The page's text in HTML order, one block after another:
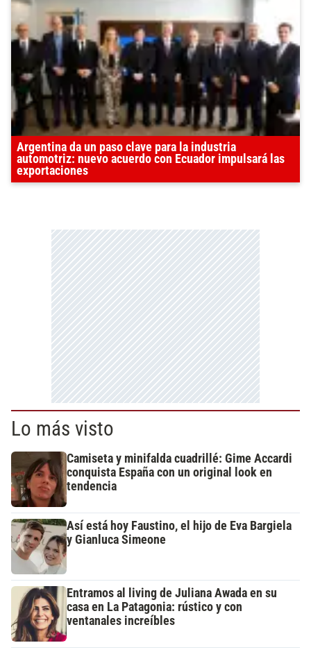
Argentina da un paso clave para la industria
automotriz: nuevo acuerdo con Ecuador impulsará las
exportaciones
Lo más visto
Camiseta y minifalda cuadrillé: Gime Accardi
conquista España con un original look en
tendencia
Así está hoy Faustino, el hijo de Eva Bargiela
y Gianluca Simeone
Entramos al living de Juliana Awada en su
casa en La Patagonia: rústico y con
ventanales increíbles